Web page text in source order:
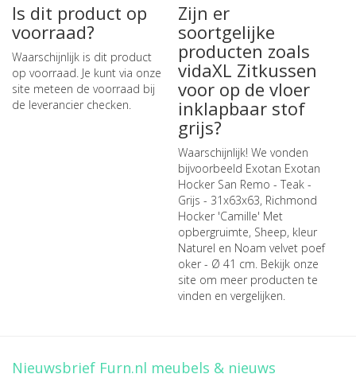
Is dit product op
voorraad?
Waarschijnlijk is dit product
op voorraad. Je kunt via onze
site meteen de voorraad bij
de leverancier checken.
Zijn er
soortgelijke
producten zoals
vidaXL Zitkussen
voor op de vloer
inklapbaar stof
grijs?
Waarschijnlijk! We vonden
bijvoorbeeld Exotan Exotan
Hocker San Remo - Teak -
Grijs - 31x63x63, Richmond
Hocker 'Camille' Met
opbergruimte, Sheep, kleur
Naturel en Noam velvet poef
oker - Ø 41 cm. Bekijk onze
site om meer producten te
vinden en vergelijken.
Nieuwsbrief Furn.nl meubels & nieuws